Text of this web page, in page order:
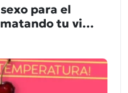
para el
tu vida